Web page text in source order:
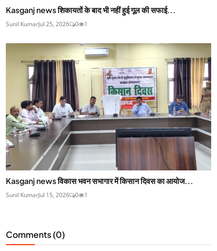
Kasganj news शिकायतों के बाद भी नहीं हुई गूल की सफाई...
Sunil KumarJul 25, 2026 0 1
Kasganj news विकास भवन सभागार में किसान दिवस का आयोज...
Sunil KumarJul 15, 2026 0 1
Comments (0)